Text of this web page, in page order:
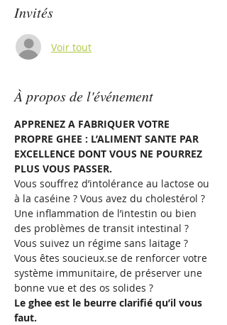
Invités
Voir tout
À propos de l'événement
APPRENEZ A FABRIQUER VOTRE
PROPRE GHEE : L’ALIMENT SANTE PAR
EXCELLENCE DONT VOUS NE POURREZ
PLUS VOUS PASSER.
Vous souffrez d’intolérance au lactose ou
à la caséine ? Vous avez du cholestérol ?
Une inflammation de l’intestin ou bien
des problèmes de transit intestinal ?
Vous suivez un régime sans laitage ?
Vous êtes soucieux.se de renforcer votre
système immunitaire, de préserver une
bonne vue et des os solides ?
Le ghee est le beurre clarifié qu’il vous
faut.